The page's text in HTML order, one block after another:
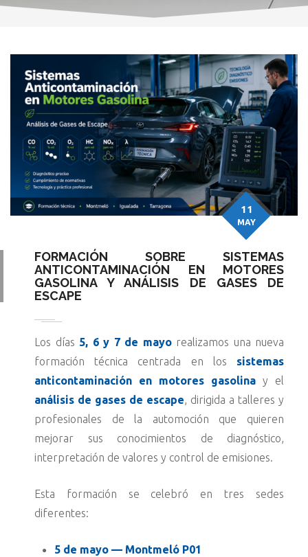
FORMACIÓN SOBRE SISTEMAS
ANTICONTAMINACIÓN EN MOTORES
GASOLINA Y ANÁLISIS DE GASES DE
ESCAPE
11
MAY
Los días 5, 6 y 7 de mayorealizamos una nueva
formación técnica centrada en los sistemas
anticontaminación en motores gasolina y el
análisis de gases de escape, dirigida a talleres y
profesionales de la automoción que quieren
mejorar sus conocimientos de diagnóstico,
interpretación de valores y control de emisiones.
Esta formación se celebró en tres sedes
diferentes:
5 de mayo — Montmeló P01